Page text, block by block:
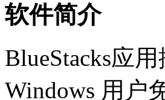
软件简介
BlueStacks应
Windows 用户